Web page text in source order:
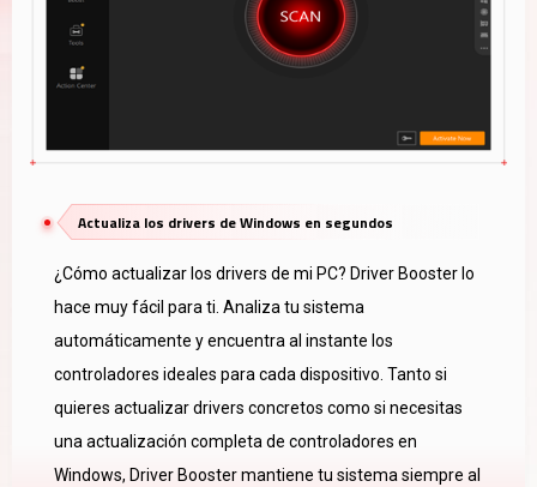
Actualiza los drivers de Windows en segundos
¿Cómo actualizar los drivers de mi PC? Driver Booster lo
hace muy fácil para ti. Analiza tu sistema
automáticamente y encuentra al instante los
controladores ideales para cada dispositivo. Tanto si
quieres actualizar drivers concretos como si necesitas
una actualización completa de controladores en
Windows, Driver Booster mantiene tu sistema siempre al